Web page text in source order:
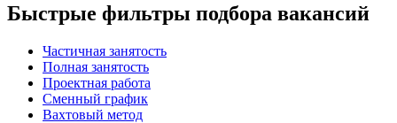
Быстрые фильтры подбора вакансий
Частичная занятость
Полная занятость
Проектная работа
Сменный график
Вахтовый метод